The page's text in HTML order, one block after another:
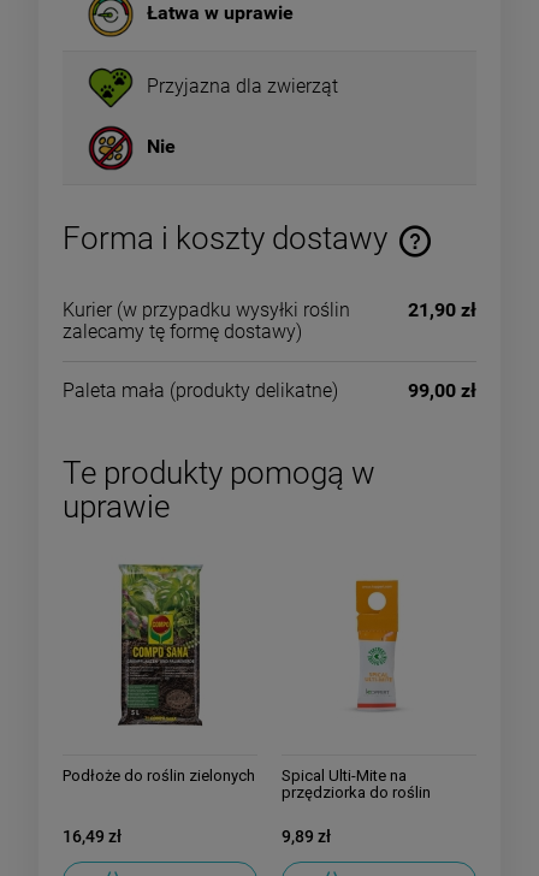
Łatwa w uprawie
Przyjazna dla zwierząt
Nie
Forma i koszty dostawy
Kurier (w przypadku wysyłki roślin
zalecamy tę formę dostawy)
21,90 zł
Paleta mała (produkty delikatne) 99,00 zł
Te produkty pomogą w
uprawie
Podłoże do roślin zielonych
16,49 zł
Spical Ulti-Mite na
przędziorka do roślin
9,89 zł